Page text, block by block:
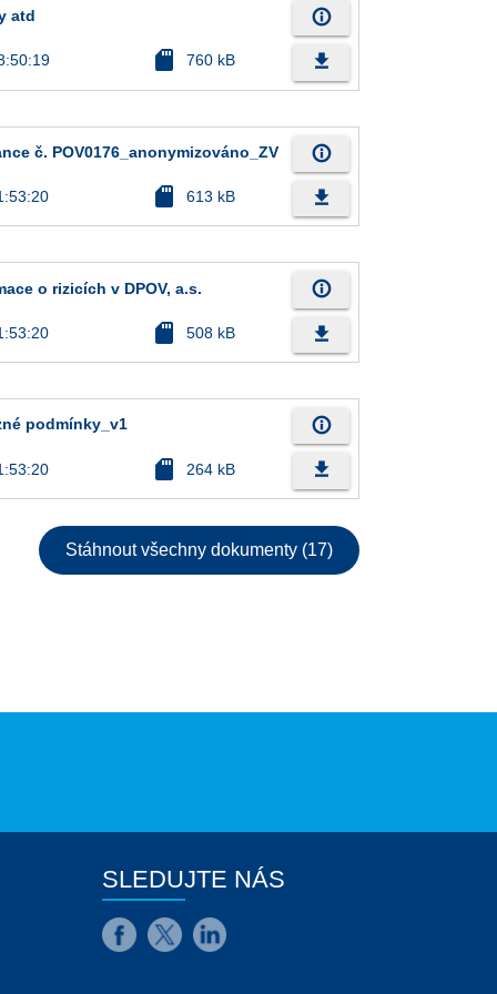
atd
sd_card 760 kB
info_outline
file_download
č. POV0176_anonymizováno_ZV
sd_card 613 kB
info_outline
file_download
o rizicích v DPOV, a.s.
sd_card 508 kB
info_outline
file_download
podmínky_v1
sd_card 264 kB
info_outline
file_download
Stáhnout všechny dokumenty (17)
SLEDUJTE NÁS